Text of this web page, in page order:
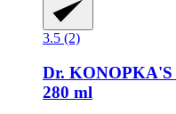
3.5 (2)
Dr. KONOPKA'S
280 ml